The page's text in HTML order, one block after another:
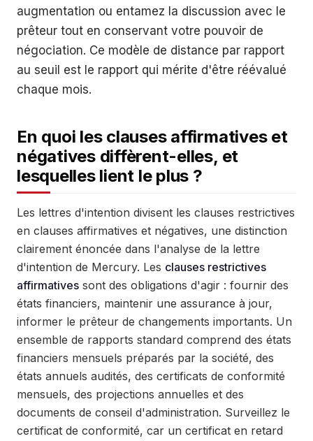
augmentation ou entamez la discussion avec le
prêteur tout en conservant votre pouvoir de
négociation. Ce modèle de distance par rapport
au seuil est le rapport qui mérite d'être réévalué
chaque mois.
En quoi les clauses affirmatives et
négatives diffèrent-elles, et
lesquelles lient le plus ?
Les lettres d'intention divisent les clauses restrictives
en clauses affirmatives et négatives, une distinction
clairement énoncée dans l'analyse de la lettre
d'intention de Mercury. Les clauses restrictives
affirmatives sont des obligations d'agir : fournir des
états financiers, maintenir une assurance à jour,
informer le prêteur de changements importants. Un
ensemble de rapports standard comprend des états
financiers mensuels préparés par la société, des
états annuels audités, des certificats de conformité
mensuels, des projections annuelles et des
documents de conseil d'administration. Surveillez le
certificat de conformité, car un certificat en retard